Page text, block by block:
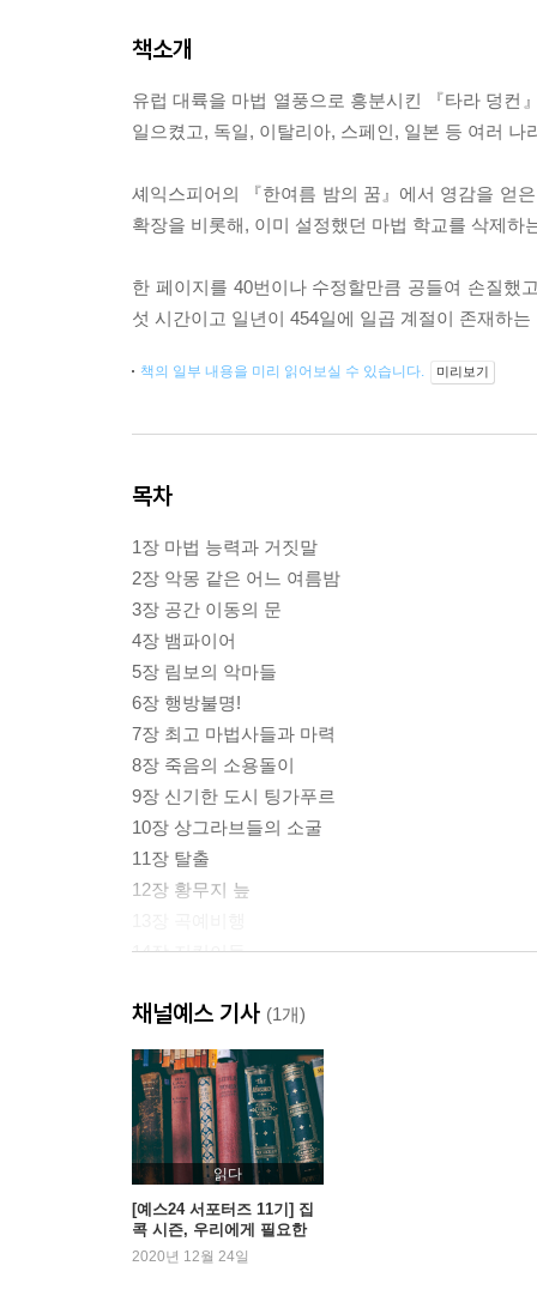
책소개
유럽 대륙을 마법 열풍으로 흥분시킨 『타라 덩컨
일으켰고, 독일, 이탈리아, 스페인, 일본 등 여러 나
셰익스피어의 『한여름 밤의 꿈』에서 영감을 얻
확장을 비롯해, 이미 설정했던 마법 학교를 삭제
한 페이지를 40번이나 수정할만큼 공들여 손질했
섯 시간이고 일년이 454일에 일곱 계절이 존재하
책의 일부 내용을 미리 읽어보실 수 있습니다. 미리보기
목차
1장 마법 능력과 거짓말
2장 악몽 같은 어느 여름밤
3장 공간 이동의 문
4장 뱀파이어
5장 림보의 악마들
6장 행방불명!
7장 최고 마법사들과 마력
8장 죽음의 소용돌이
9장 신기한 도시 팅가푸르
10장 상그라브들의 소굴
11장 탈출
12장 황무지 늪
14장 지킴이들
아더월드의 용어 해설
채널예스 기사 (1개)
읽다
[예스24 서포터즈 11기] 집
콕 시즌, 우리에게 필요한
‘판타지’ 시리즈
2020년 12월 24일